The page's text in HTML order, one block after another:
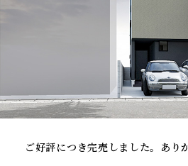
ご好評につき完売しました。あり